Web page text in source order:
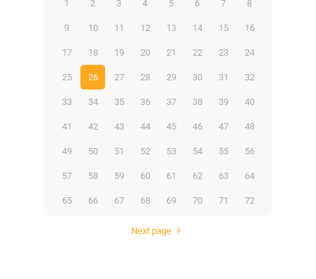
1 2 3 4 5 6 7 8
9 10 11 12 13 14 15 16
17 18 19 20 21 22 23 24
25 26 27 28 29 30 31 32
33 34 35 36 37 38 39 40
41 42 43 44 45 46 47 48
49 50 51 52 53 54 55 56
57 58 59 60 61 62 63 64
65 66 67 68 69 70 71 72
Next page